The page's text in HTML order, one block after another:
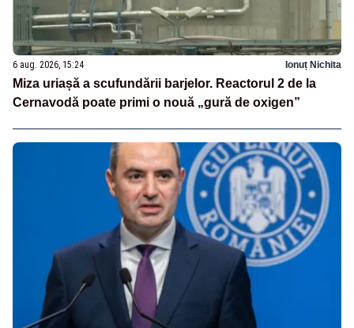
6 aug. 2026, 15:24 Ionuț Nichita
Miza uriașă a scufundării barjelor. Reactorul 2 de la
Cernavodă poate primi o nouă „gură de oxigen”